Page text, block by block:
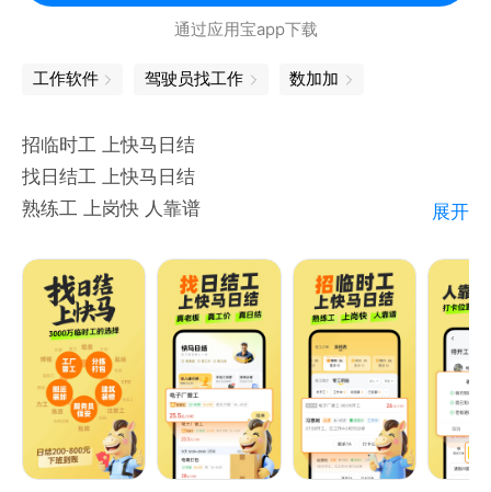
0门槛快速跑单：免交保证金，学历、经验不限，免服
势来袭；
海量订单，多劳多得，收入丰厚，上不封顶；
新手车电补贴：给新注册骑手提供换电、组车、装备等
优惠券；
新骑手模拟接单：模拟真实跑单APP操作流程，帮助骑
手在模拟环境下了解并熟悉配送全流程，可用于骑手自
学或老骑手培训场景；
新骑手接单引导、履约引导：对纯新骑手，通过接单设
置引导气泡，引导设置同时接单量、常驻送货区域；在
上线、接单、到店、取餐、送餐环节，通过对骑手进行
正向操作和异常场景引导，辅助新手更快上手操作，提
通过应用宝app下载
工作软件 驾驶员找工作 数加加
招临时工 上快马日结
找日结工 上快马日结
熟练工 上岗快 人靠谱
快马日结，专注于蓝领行业日结兼职、招聘找工作的智
能APP。平台包含100万+招工、找活信息，3000多万
工友都在用！
岗位覆盖全国，汇聚了千万好工人和优质企业，老板与
工人高度匹配，随时随地电话联系，提高招聘和服务效
率，轻松招工找工，工人省心找活，老板放心用人！
找日结，就上快马APP！
展开